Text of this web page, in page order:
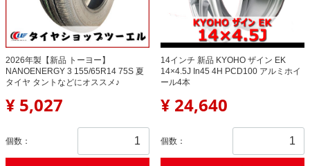
2026年製【新品 トーヨー】
NANOENERGY 3 155/65R14 75S 夏
タイヤ タントなどにオススメ♪
¥ 5,027
個数：
14インチ 新品 KYOHO ザイン EK
14×4.5J In45 4H PCD100 アルミホイ
ール4本
¥ 24,640
個数：